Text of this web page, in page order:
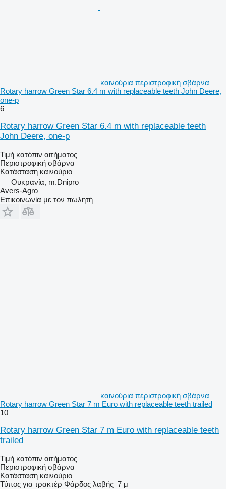
καινούρια περιστροφική σβάρνα
Rotary harrow Green Star 6.4 m with replaceable teeth John Deere,
one-p
6
Rotary harrow Green Star 6.4 m with replaceable teeth
John Deere, one-p
Τιμή κατόπιν αιτήματος
Περιστροφική σβάρνα
Κατάσταση καινούριο
Ουκρανία, m.Dnipro
Avers-Agro
Επικοινωνία με τον πωλητή
καινούρια περιστροφική σβάρνα
Rotary harrow Green Star 7 m Euro with replaceable teeth trailed
10
Rotary harrow Green Star 7 m Euro with replaceable teeth
trailed
Τιμή κατόπιν αιτήματος
Περιστροφική σβάρνα
Κατάσταση καινούριο
Τύπος για τρακτέρ Φάρδος λαβής 7 μ